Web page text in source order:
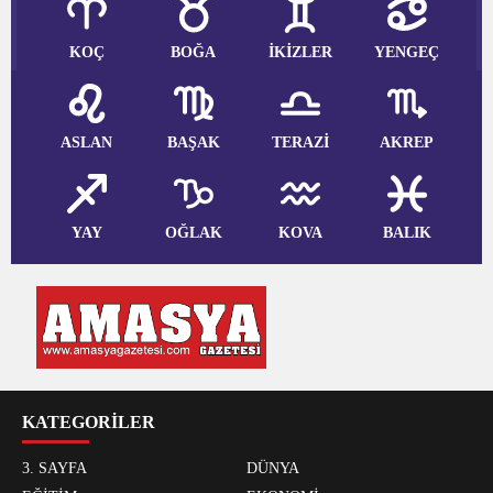
KOÇ BOĞA İKİZLER YENGEÇ
ASLAN BAŞAK TERAZİ AKREP
YAY OĞLAK KOVA BALIK
KATEGORİLER
3. SAYFA
DÜNYA